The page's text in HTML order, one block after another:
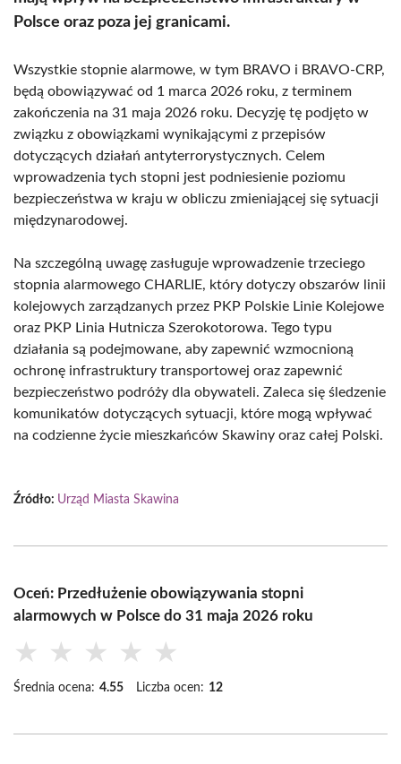
Polsce oraz poza jej granicami.
Wszystkie stopnie alarmowe, w tym BRAVO i BRAVO-CRP,
będą obowiązywać od 1 marca 2026 roku, z terminem
zakończenia na 31 maja 2026 roku. Decyzję tę podjęto w
związku z obowiązkami wynikającymi z przepisów
dotyczących działań antyterrorystycznych. Celem
wprowadzenia tych stopni jest podniesienie poziomu
bezpieczeństwa w kraju w obliczu zmieniającej się sytuacji
międzynarodowej.
Na szczególną uwagę zasługuje wprowadzenie trzeciego
stopnia alarmowego CHARLIE, który dotyczy obszarów linii
kolejowych zarządzanych przez PKP Polskie Linie Kolejowe
oraz PKP Linia Hutnicza Szerokotorowa. Tego typu
działania są podejmowane, aby zapewnić wzmocnioną
ochronę infrastruktury transportowej oraz zapewnić
bezpieczeństwo podróży dla obywateli. Zaleca się śledzenie
komunikatów dotyczących sytuacji, które mogą wpływać
na codzienne życie mieszkańców Skawiny oraz całej Polski.
Źródło: Urząd Miasta Skawina
Oceń: Przedłużenie obowiązywania stopni
alarmowych w Polsce do 31 maja 2026 roku
★ ★ ★ ★ ★
Średnia ocena: 4.55 Liczba ocen: 12